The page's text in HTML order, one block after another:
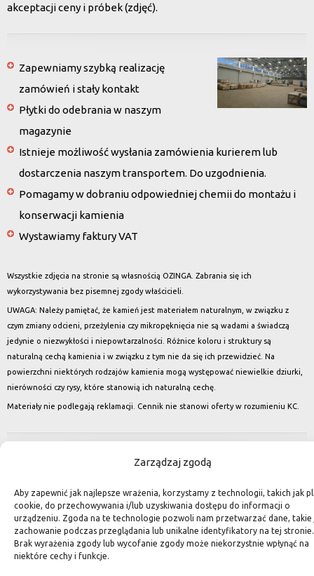
Zarządzaj zgodą
Aby zapewnić jak najlepsze wrażenia, korzystamy z technologii, takich jak
cookie, do przechowywania i/lub uzyskiwania dostępu do informacji o
urządzeniu. Zgoda na te technologie pozwoli nam przetwarzać dane, takie
zachowanie podczas przeglądania lub unikalne identyfikatory na tej stronie.
Brak wyrażenia zgody lub wycofanie zgody może niekorzystnie wpłynąć na
niektóre cechy i funkcje.
akceptacji ceny i próbek (zdjęć).
Zapewniamy szybką realizację
zamówień i stały kontakt
Płytki do odebrania w naszym
magazynie
Istnieje możliwość wysłania zamówienia kurierem lub
dostarczenia naszym transportem. Do uzgodnienia.
Pomagamy w dobraniu odpowiedniej chemii do montażu i
konserwacji kamienia
Wystawiamy faktury VAT
Wszystkie zdjęcia na stronie są własnością OZINGA. Zabrania się ich
wykorzystywania bez pisemnej zgody właścicieli.
UWAGA: Należy pamiętać, że kamień jest materiałem naturalnym, w związku z
czym zmiany odcieni, przeżylenia czy mikropęknięcia nie są wadami a świadczą
jedynie o niezwykłości i niepowtarzalności. Różnice koloru i struktury są
naturalną cechą kamienia i w związku z tym nie da się ich przewidzieć. Na
powierzchni niektórych rodzajów kamienia mogą występować niewielkie dziurki,
nierówności czy rysy, które stanowią ich naturalną cechę.
Materiały nie podlegają reklamacji. Cennik nie stanowi oferty w rozumieniu KC.